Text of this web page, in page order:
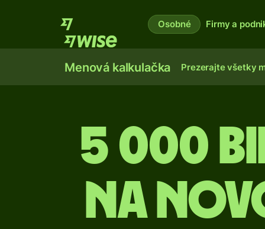
Osobné Firmy a
Menová kalkulačka Prezerajte všetky
5 000
na